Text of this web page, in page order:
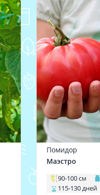
Помидор
Маэстро
90-100 см
115-130 дней